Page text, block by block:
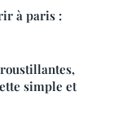
à paris :
simple et